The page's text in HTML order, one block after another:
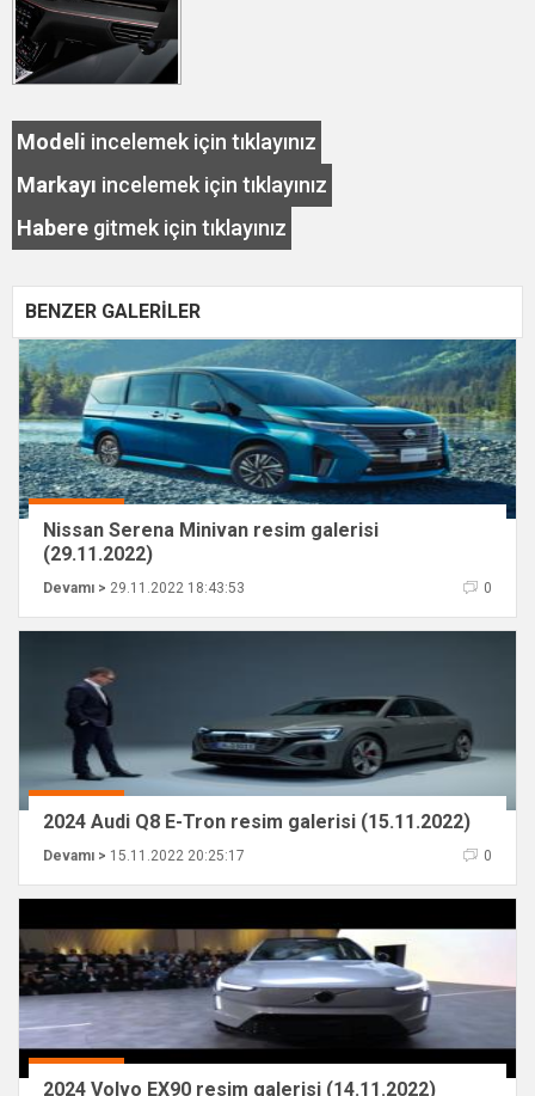
Modeli incelemek için tıklayınız
Markayı incelemek için tıklayınız
Habere gitmek için tıklayınız
BENZER GALERİLER
Nissan Serena Minivan resim galerisi
(29.11.2022)
Devamı > 29.11.2022 18:43:53 0
2024 Audi Q8 E-Tron resim galerisi (15.11.2022)
Devamı > 15.11.2022 20:25:17 0
2024 Volvo EX90 resim galerisi (14.11.2022)